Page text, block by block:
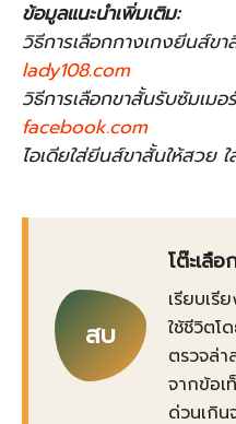
ข้อมูลแนะนำเพิ่มเติม:
วิธีการเลือกกางเกงยีนส์ข
lady108.com
วิธีการเลือกขาสั้นรับซัมเมอ
facebook.com
ไอเดียใส่ยีนส์ขาสั้นให้สวย
สบ
โต๊ะเลื
เรียบเรี
ใช้ชีวิตโ
ตรวจล่
จากข้อเ
ด่วนเกิน